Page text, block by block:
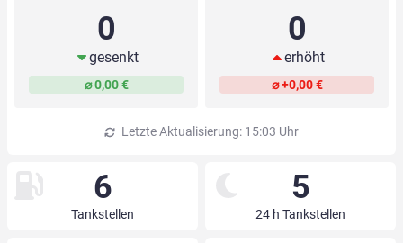
0
gesenkt
⌀ 0,00 €
0
erhöht
⌀ +0,00 €
Letzte Aktualisierung: 15:03 Uhr
6
Tankstellen
5
24 h Tankstellen